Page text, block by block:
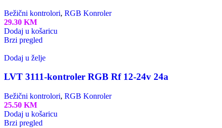
Bežični kontrolori, RGB Konroler
29.30 KM
Dodaj u košaricu
Brzi pregled
Dodaj u želje
LVT 3111-kontroler RGB Rf 12-24v 24a
Bežični kontrolori, RGB Konroler
25.50 KM
Dodaj u košaricu
Brzi pregled